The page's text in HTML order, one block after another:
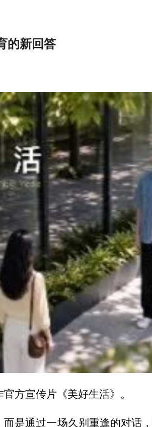
的新回答
方宣传片《美好生活》。
是通过一场久别重逢的对话